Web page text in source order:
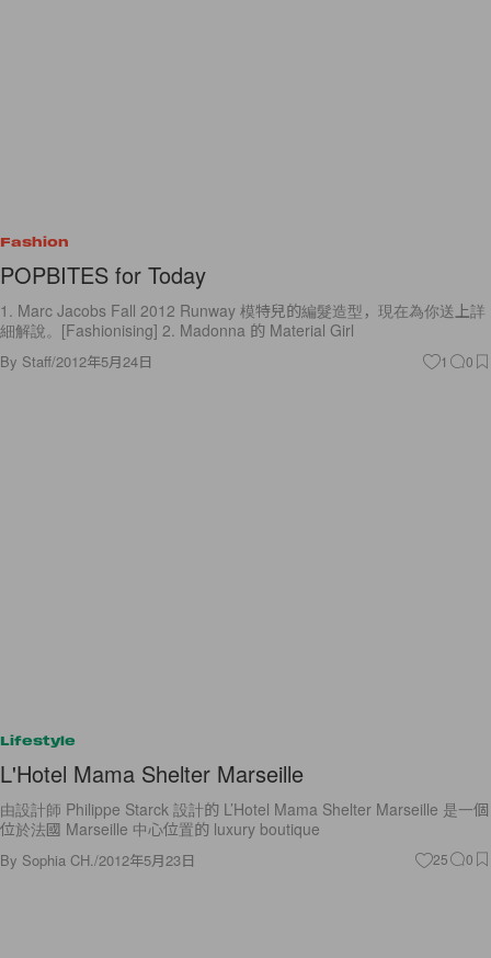
Fashion
POPBITES for Today
1. Marc Jacobs Fall 2012 Runway 模特兒的編髮造型，現在為你送上詳
細解說。[Fashionising] 2. Madonna 的 Material Girl
By Staff/2012年5月24日 1 0
Lifestyle
L'Hotel Mama Shelter Marseille
由設計師 Philippe Starck 設計的 L’Hotel Mama Shelter Marseille 是一個
位於法國 Marseille 中心位置的 luxury boutique
By Sophia CH. /2012年5月23日 25 0